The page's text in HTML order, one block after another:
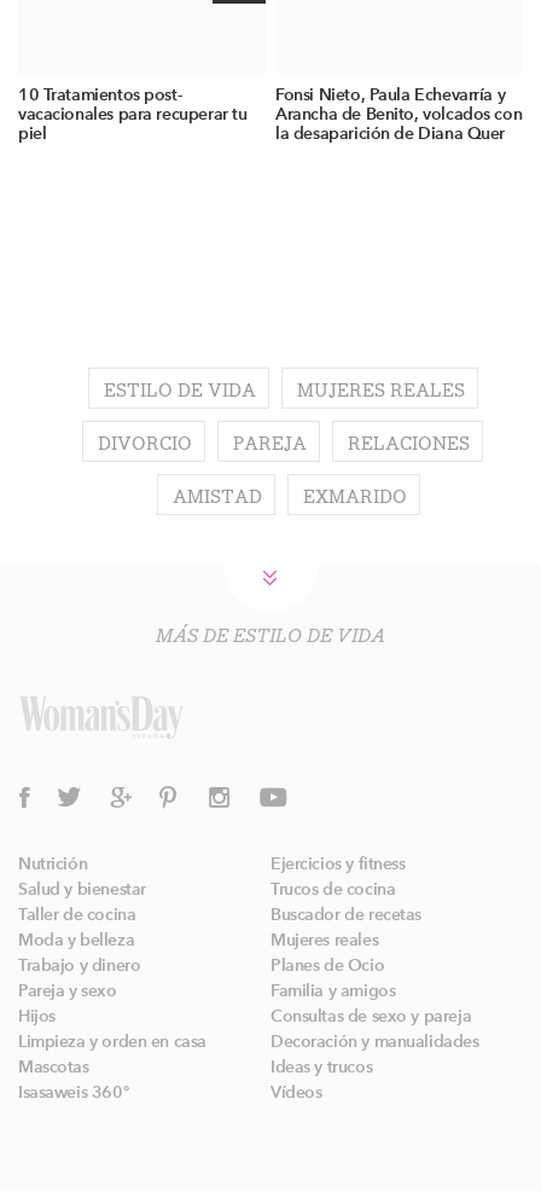
10 Tratamientos post-
vacacionales para recuperar tu
piel
Fonsi Nieto, Paula Echevarría y
Arancha de Benito, volcados con
la desaparición de Diana Quer
ESTILO DE VIDA MUJERES REALES
DIVORCIO PAREJA RELACIONES
AMISTAD EXMARIDO
MÁS DE ESTILO DE VIDA
Nutrición
Ejercicios y fitness
Salud y bienestar
Trucos de cocina
Taller de cocina
Buscador de recetas
Moda y belleza
Mujeres reales
Trabajo y dinero
Planes de Ocio
Pareja y sexo
Familia y amigos
Hijos
Consultas de sexo y pareja
Limpieza y orden en casa
Decoración y manualidades
Mascotas
Ideas y trucos
Isasaweis 360º
Vídeos